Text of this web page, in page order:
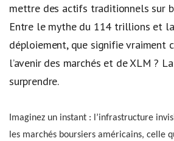
mettre des actifs traditionnels sur
Entre le mythe du 114 trillions et
déploiement, que signifie vraiment
l’avenir des marchés et de XLM ?
surprendre.
Imaginez un instant : l’infrastructure
les marchés boursiers américains, celle